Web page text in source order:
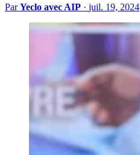
ParYeclo avec AIP · juil. 19, 2024